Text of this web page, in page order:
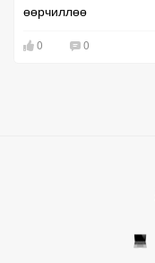
өөрчиллөө
0 0